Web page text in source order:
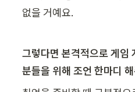
없을 거예요.
그렇다면 본격적으로 게임
분들을 위해 조언 한마디